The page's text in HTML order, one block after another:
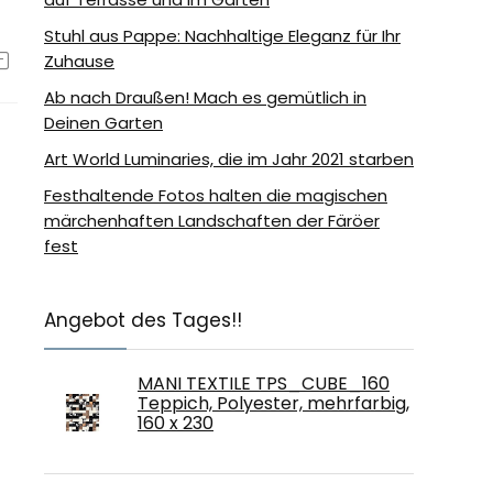
Stuhl aus Pappe: Nachhaltige Eleganz für Ihr
Zuhause
Ab nach Draußen! Mach es gemütlich in
Deinen Garten
Art World Luminaries, die im Jahr 2021 starben
Festhaltende Fotos halten die magischen
märchenhaften Landschaften der Färöer
fest
Angebot des Tages!!
MANI TEXTILE TPS_CUBE_160
Teppich, Polyester, mehrfarbig,
160 x 230